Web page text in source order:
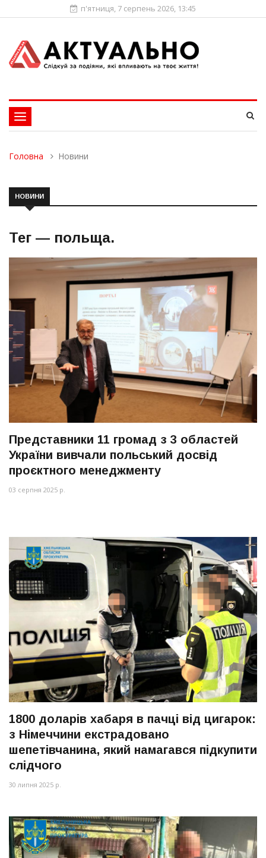
п'ятниця, 7 серпень 2026, 13:45
Toggle
navigation
Головна Новини
НОВИНИ
Тег — польща.
Представники 11 громад з 3 областей
України вивчали польський досвід
проєктного менеджменту
03 серпня 2025 р.
1800 доларів хабаря в пачці від цигарок:
з Німеччини екстрадовано
шепетівчанина, який намагався підкупити
слідчого
30 липня 2025 р.